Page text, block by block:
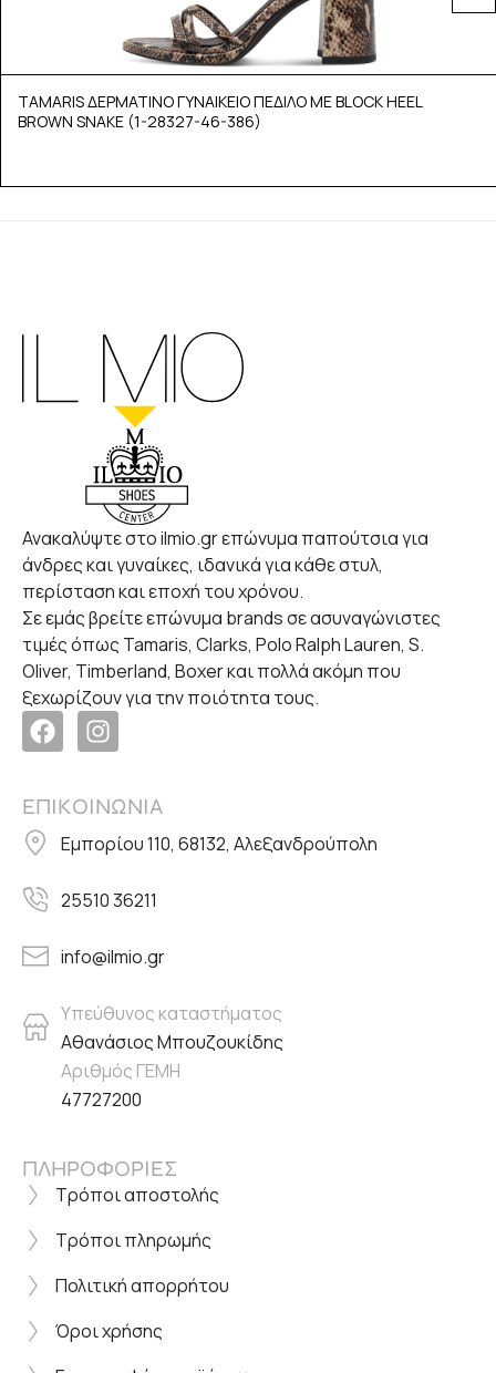
TAMARIS ΔΕΡΜΑΤΙΝΟ ΓΥΝΑΙΚΕΙΟ ΠΕΔΙΛΟ ΜΕ BLOCK HEEL
BROWN SNAKE (1-28327-46-386)
Ανακαλύψτε στο ilmio.gr επώνυμα παπούτσια για
άνδρες και γυναίκες, ιδανικά για κάθε στυλ,
περίσταση και εποχή του χρόνου.
Σε εμάς βρείτε επώνυμα brands σε ασυναγώνιστες
τιμές όπως Tamaris, Clarks, Polo Ralph Lauren, S.
Oliver, Timberland, Boxer και πολλά ακόμη που
ξεχωρίζουν για την ποιότητα τους.
ΕΠΙΚΟΙΝΩΝΙΑ
Εμπορίου 110, 68132, Αλεξανδρούπολη
25510 36211
info@ilmio.gr
Υπεύθυνος καταστήματος
Αθανάσιος Μπουζουκίδης
Αριθμός ΓΕΜΗ
47727200
ΠΛΗΡΟΦΟΡΙΕΣ
Τρόποι αποστολής
Τρόποι πληρωμής
Πολιτική απορρήτου
Όροι χρήσης